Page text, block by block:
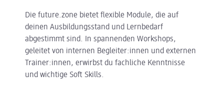
Die future.zone bietet flexible Module, die auf
deinen Ausbildungsstand und Lernbedarf
abgestimmt sind. In spannenden Workshops,
geleitet von internen Begleiter:innen und externen
Trainer:innen, erwirbst du fachliche Kenntnisse
und wichtige Soft Skills.